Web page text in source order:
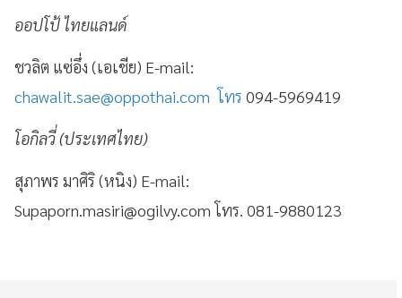
ออปโป้ ไทยแลนด์
ชวลิต แซ่อึ่ง (เอเชีย) E-mail:
chawalit.sae@oppothai.com โทร 094-5969419
โอกิลวี่ (ประเทศไทย)
สุภาพร มาศิริ (หนิง) E-mail:
Supaporn.masiri@ogilvy.comโทร. 081-9880123